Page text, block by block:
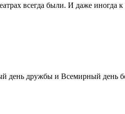
всегда были. И даже
дружбы и Всемирный день